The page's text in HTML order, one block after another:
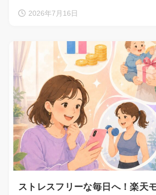
2026年7月16日
ストレスフリーな毎日へ！楽天